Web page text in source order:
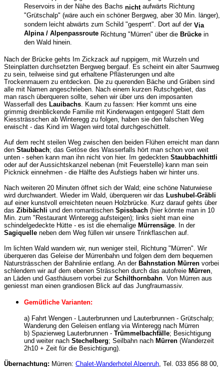
Reservoirs in der Nähe des Bachs nichtaufwärts Richtung
"Grütschalp" (wäre auch ein schöner Bergweg, aber 30 Min. länger),
sondern leicht abwärts zum Schild "gesperrt". Dort auf der Via
Alpina / Alpenpassroute Richtung "Mürren" über die Brücke in
den Wald hinein.
Nach der Brücke gehts Im Zickzack auf ruppigem, mit Wurzeln und
Steinplatten durchsetzten Bergweg bergauf. Es scheint ein alter Saumweg
zu sein, teilweise sind gut erhaltene Pflästerungen und alte
Trockenmauern zu entdecken. Die zu querenden Bäche und Gräben sind
alle mit Namen angeschrieben. Nach einem kurzen Rutschgebiet, das
man rasch überqueren sollte, sehen wir über uns den imposanten
Wasserfall des Lauibachs. Kaum zu fassen: Hier kommt uns eine
grimmig dreinblickende Familie mit Kinderwagen entgegen! Statt dem
Kiessträsschen ab Winteregg zu folgen, haben sie den falschen Weg
erwischt - das Kind im Wagen wird total durchgeschüttelt.
Auf dem recht steilen Weg zwischen den beiden Flühen erreicht man dann
den Staubbach; das Getöse des Wasserfalls hört man schon von weit
unten - sehen kann man ihn nicht von hier. Im gedeckten Staubbachhittli
oder auf der Aussichtskanzel nebenan (mit Feuerstelle) kann man sein
Picknick einnehmen - die Hälfte des Aufstiegs haben wir hinter uns.
Nach weiteren 20 Minuten öffnet sich der Wald; eine schöne Naturwiese
wird durchwandert. Wieder im Wald, überqueren wir das Lushubel-Gräbli
auf einer kunstvoll erreichteten neuen Holzbrücke. Kurz darauf gehts über
das Zibibächli und den romantischen Spissbach (hier könnte man in 10
Min. zum "Restaurant Winteregg aufsteigen); links sieht man eine
schindelgedeckte Hütte - es ist die ehemalige Mürrensäge. In der
Sagiquelle neben dem Weg füllen wir unsere Trinkflaschen auf.
Im lichten Wald wandern wir, nun weniger steil, Richtung "Mürren". Wir
überqueren das Geleise der Mürrenbahn und folgen dem dem bequemen
Natursträsschen der Bahnlinie entlang. An der Bahnstation Mürren vorbei
schlendern wir auf dem ebenen Strässchen durch das autofreie Mürren,
an Läden und Gasthäusern vorbei zur Schilthornbahn. Von Mürren aus
geniesst man einen grandiosen Blick auf das Jungfraumassiv.
Gemütliche Varianten:
a) Fahrt Wengen - Lauterbrunnen und Lauterbrunnen - Grütschalp;
Wanderung den Geleisen entlang via Winteregg nach Mürren
b) Spazierweg Lauterbrunnen - Trümmelbachfälle; Besichtigung
und weiter nach Stechelberg; Seilbahn nach Mürren (Wanderzeit
2h10 + Zeit für die Besichtigung).
Übernachtung: Mürren: Chalet-Wanderhotel Alpenruh, Tel. 033 856 88 00,